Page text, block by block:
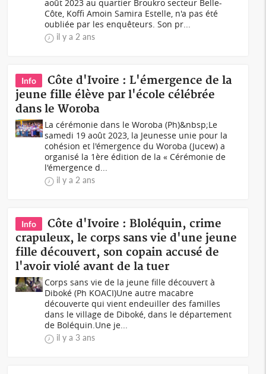
août 2023 au quartier Broukro secteur Belle-
Côte, Koffi Amoin Samira Estelle, n'a pas été
oubliée par les enquêteurs. Son pr...
il y a 2 ans
Info
Côte d'Ivoire : L'émergence de la
jeune fille élève par l'école célébrée
dans le Woroba
La cérémonie dans le Woroba (Ph)&nbsp;Le
samedi 19 août 2023, la Jeunesse unie pour la
cohésion et l'émergence du Woroba (Jucew) a
organisé la 1ère édition de la « Cérémonie de
l'émergence d...
il y a 2 ans
Info
Côte d'Ivoire : Bloléquin, crime
crapuleux, le corps sans vie d'une jeune
fille découvert, son copain accusé de
l'avoir violé avant de la tuer
Corps sans vie de la jeune fille découvert à
Diboké (Ph KOACI)Une autre macabre
découverte qui vient endeuiller des familles
dans le village de Diboké, dans le département
de Boléquin.Une je...
il y a 3 ans